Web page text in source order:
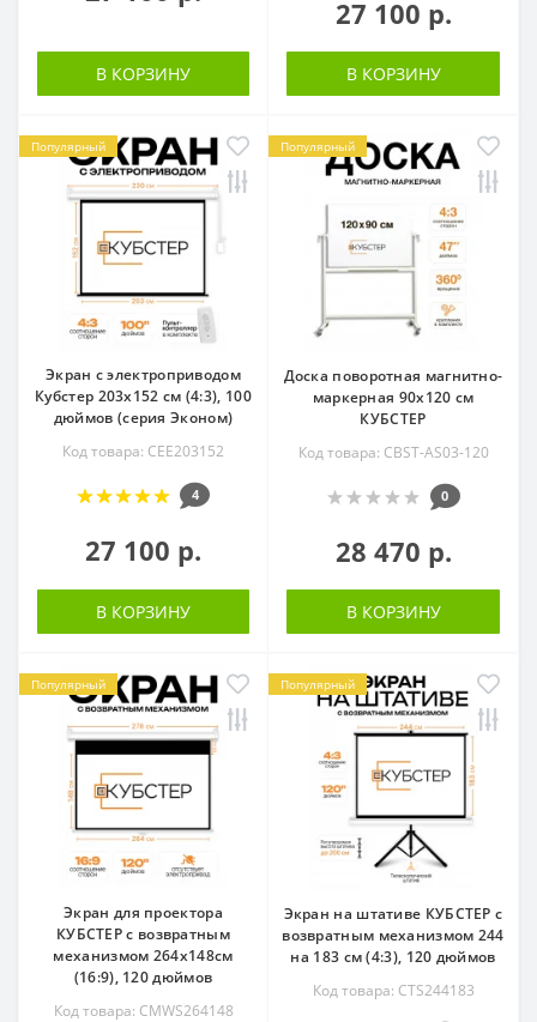
В КОРЗИНУ
27 100 р.
В КОРЗИНУ
Популярный
Экран с электроприводом
Кубстер 203х152 см (4:3), 100
дюймов (серия Эконом)
Код товара: CEE203152
4
27 100 р.
В КОРЗИНУ
Популярный
Доска поворотная магнитно-
маркерная 90х120 см
КУБСТЕР
Код товара: CBST-AS03-120
0
28 470 р.
В КОРЗИНУ
Популярный
Экран для проектора
КУБСТЕР с возвратным
механизмом 264х148см
(16:9), 120 дюймов
Код товара: CMWS264148
Популярный
Экран на штативе КУБСТЕР с
возвратным механизмом 244
на 183 см (4:3), 120 дюймов
Код товара: CTS244183